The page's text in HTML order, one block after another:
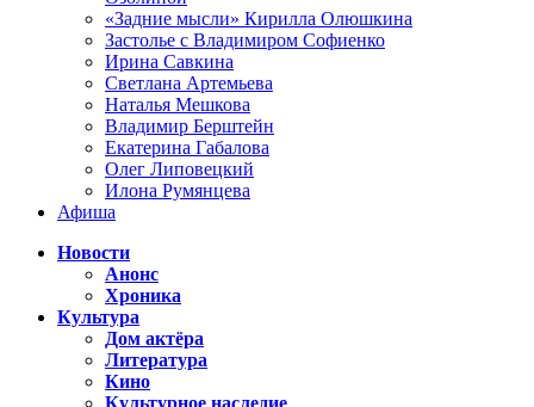
«Задние мысли» Кирилла Олюшкина
Застолье с Владимиром Софиенко
Ирина Савкина
Светлана Артемьева
Наталья Мешкова
Владимир Берштейн
Екатерина Габалова
Олег Липовецкий
Илона Румянцева
Афиша
Новости
Анонс
Хроника
Культура
Дом актёра
Литература
Кино